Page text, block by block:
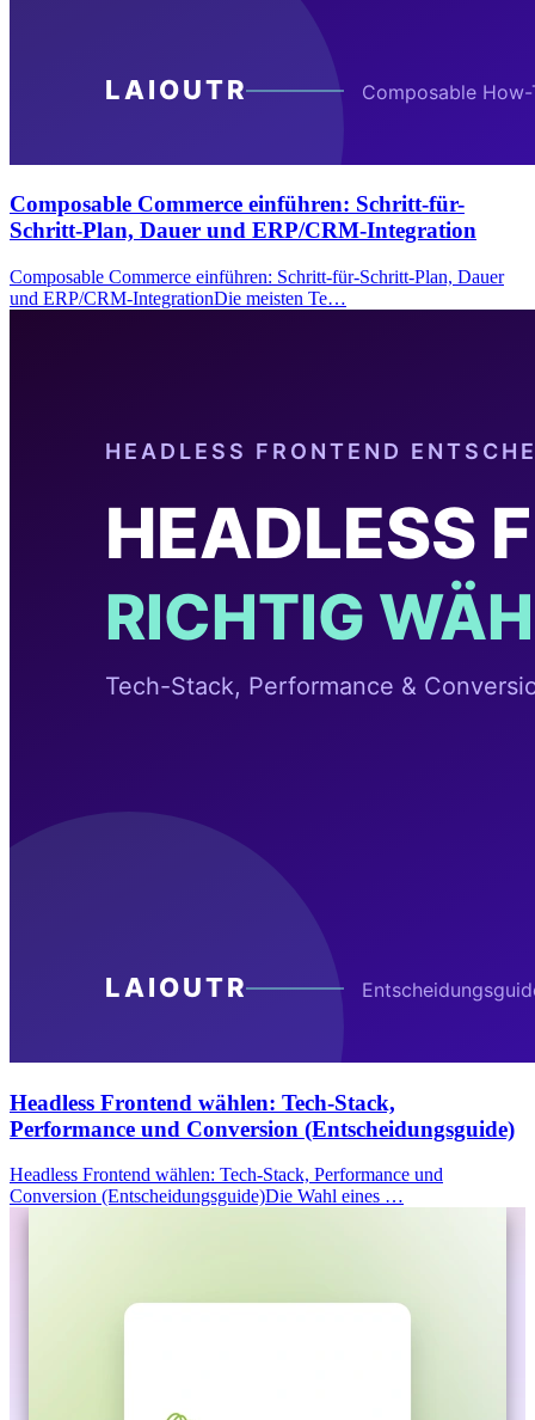
Composable Commerce einführen: Schritt-für-
Schritt-Plan, Dauer und ERP/CRM-Integration
Composable Commerce einführen: Schritt-für-Schritt-Plan, Dauer
und ERP/CRM-IntegrationDie meisten Te…
Headless Frontend wählen: Tech-Stack,
Performance und Conversion (Entscheidungsguide)
Headless Frontend wählen: Tech-Stack, Performance und
Conversion (Entscheidungsguide)Die Wahl eines …